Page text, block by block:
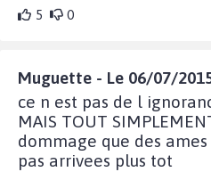
5 0
Muguette - Le 06/07/
ce n est pas de l
MAIS TOUT
dommage que des
pas arrivees plus tot